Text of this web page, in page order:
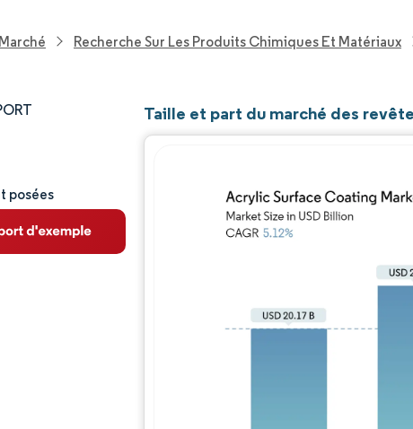
Recherche Sur Les Produits Chimiques Et Matériaux
posées
Taille et part du marché des
Image ©